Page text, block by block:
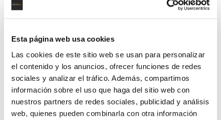
Esta página web usa cookies
Las cookies de este sitio web se usan para personalizar
el contenido y los anuncios, ofrecer funciones de redes
sociales y analizar el tráfico. Además, compartimos
información sobre el uso que haga del sitio web con
nuestros partners de redes sociales, publicidad y análisis
web, quienes pueden combinarla con otra información
¿Has olvidado tu contraseña?